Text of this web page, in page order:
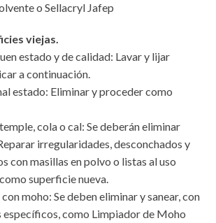
o Sellacryl Jafep
viejas.
estado y de calidad: Lavar y lijar
a continuación.
estado: Eliminar y proceder como
cola o cal: Se deberán eliminar
irregularidades, desconchados y
con masillas en polvo o listas al uso
superficie nueva.
moho: Se deben eliminar y sanear, con
específicos, como Limpiador de Moho